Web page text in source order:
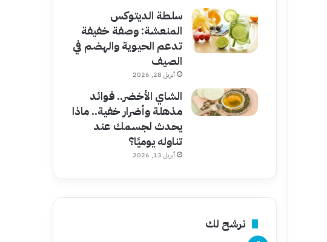
سلطة الديتوكس
المنعشة: وصفة خفيفة
تدعم الحيوية والهضم في
الصيف
أبريل 28, 2026
الشاي الأخضر.. فوائد
مذهلة وأضرار خفية.. ماذا
يحدث لجسمك عند
تناوله يوميًا؟
أبريل 13, 2026
نرشح لك